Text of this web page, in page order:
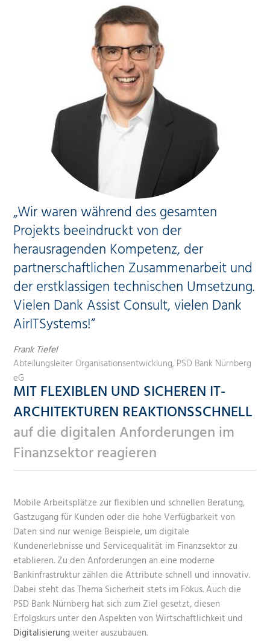
„Wir waren während des gesamten
Projekts beeindruckt von der
herausragenden Kompetenz, der
partnerschaftlichen Zusammenarbeit und
der erstklassigen technischen Umsetzung.
Vielen Dank Assist Consult, vielen Dank
AirITSystems!“
Frank Tiefel
Abteilungsleiter Organisationsentwicklung, PSD Bank Nürnberg
eG
MIT FLEXIBLEN UND SICHEREN IT-
ARCHITEKTUREN REAKTIONSSCHNELL
auf die digitalen Anforderungen im
Finanzsektor reagieren
Mobile Arbeitsplätze zur flexiblen und schnellen Beratung,
Gastzugang für Kunden oder die hohe Verfügbarkeit von
Daten sind nur wenige Beispiele, um digitale
Kundenerlebnisse und Servicequalität im Finanzsektorzu
etablieren. Zu den Anforderungen an eine moderne
Bankinfrastrukturzählen die Attribute schnell und innovativ.
Dabei steht das Thema Sicherheit stets im Fokus. Auch die
PSD Bank Nürnberg hat sich zum Ziel gesetzt, diesen
Erfolgskurs unter den Aspekten von Wirtschaftlichkeit und
Digitalisierungweiter auszubauen.